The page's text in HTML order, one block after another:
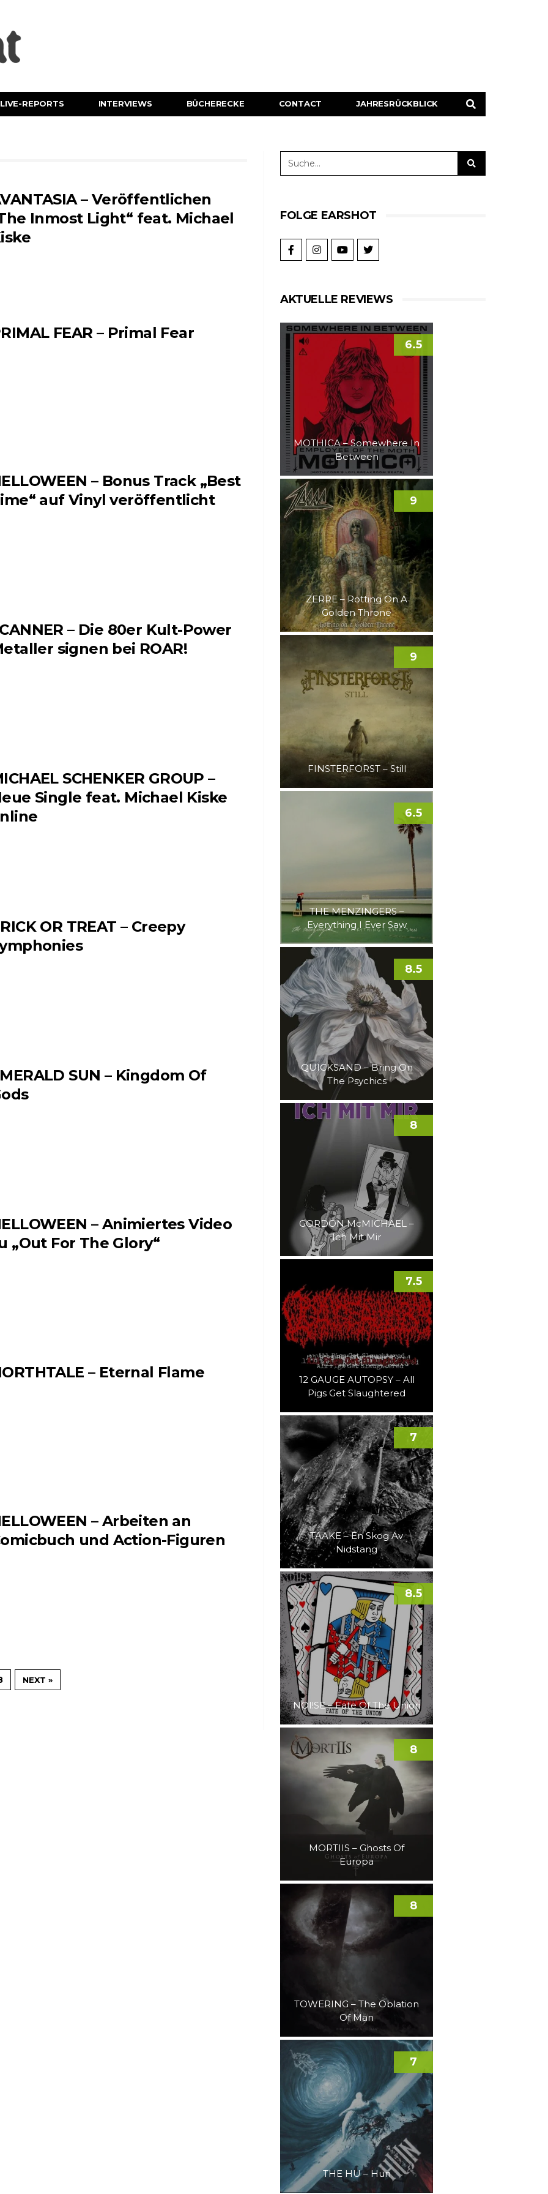
LIVE-REPORTS INTERVIEWS BÜCHERECKE CONTACT JAHRESRÜCKBLICK
– Veröffentlichen
Inmost Light“ feat. Michael
FEAR – Primal Fear
– Bonus Track „Best
auf Vinyl veröffentlicht
– Die 80er Kult-Power
signen bei ROAR!
SCHENKER GROUP –
Single feat. Michael Kiske
OR TREAT – Creepy
SUN – Kingdom Of
– Animiertes Video
„Out For The Glory“
– Eternal Flame
– Arbeiten an
und Action-Figuren
NEXT »
FOLGE EARSHOT
AKTUELLE REVIEWS
MOTHICA – Somewhere In
Between
6.5
ZERRE – Rotting On A
Golden Throne
9
FINSTERFORST – Still
9
THE MENZINGERS –
Everything I Ever Saw
6.5
QUICKSAND – Bring On
The Psychics
8.5
GORDON McMICHAEL –
Ich Mit Mir
8
12 GAUGE AUTOPSY – All
Pigs Get Slaughtered
7.5
TAAKE – En Skog Av
Nidstang
7
NOI!SE – Fate Of The Union
8.5
MORTIIS – Ghosts Of
Europa
8
TOWERING – The Oblation
Of Man
8
THE HU – Hun
7